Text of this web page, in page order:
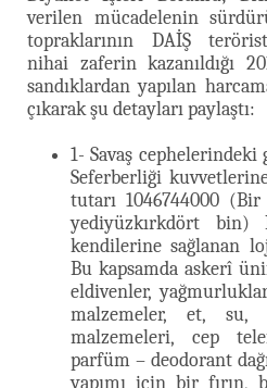
verilen mücadelenin
topraklarının DAİŞ
nihai zaferin kazanıldığı
sandıklardan yapılan
çıkarak şu detayları paylaştı:
1- Savaş
Seferberliği
tutarı 1046744000
yediyüzkırkdört bin)
kendilerine sağlanan
Bu kapsamda askerî
eldivenler,
malzemeler, et, su,
malzemeleri, cep
parfüm – deodorant
yapımı için bir